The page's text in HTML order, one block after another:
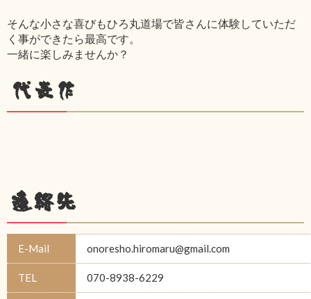
そんな小さな喜びもひろ丸道場で皆さんに体験していただ
く事ができたら最高です。
一緒に楽しみませんか？
代表作
連絡先
E-Mail onoresho.hiromaru@gmail.com
TEL 070-8938-6229